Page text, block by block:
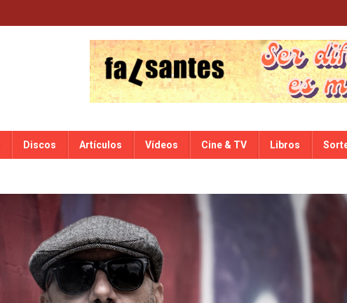
Discos Artículos Vídeos Cine & TV Libros